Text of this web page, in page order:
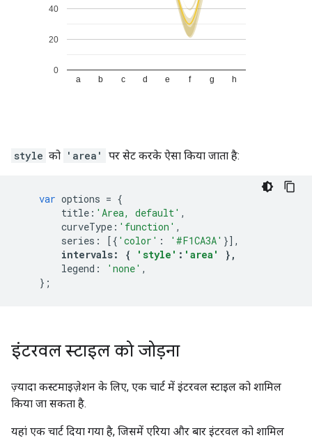
style को 'area' पर सेट करके ऐसा किया जाता है:
var options = {
title : 'Area, default' ,
curveType : 'function' ,
series : [{ 'color' : '#F1CA3A' }],
intervals: { 'style' : 'area'
},
legend : 'none' ,
};
इंटरवल स्टाइल को जोड़ना
ज़्यादा कस्टमाइज़ेशन के लिए, एक चार्ट में इंटरवल स्टाइल को शामिल
किया जा सकता है.
यहां एक चार्ट दिया गया है, जिसमें एरिया और बार इंटरवल को शामिल